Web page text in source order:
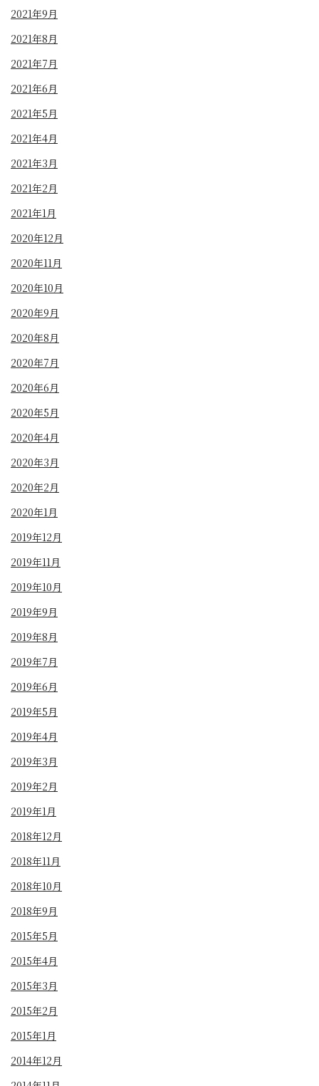
2021年9月
2021年8月
2021年7月
2021年6月
2021年5月
2021年4月
2021年3月
2021年2月
2021年1月
2020年12月
2020年11月
2020年10月
2020年9月
2020年8月
2020年7月
2020年6月
2020年5月
2020年4月
2020年3月
2020年2月
2020年1月
2019年12月
2019年11月
2019年10月
2019年9月
2019年8月
2019年7月
2019年6月
2019年5月
2019年4月
2019年3月
2019年2月
2019年1月
2018年12月
2018年11月
2018年10月
2018年9月
2015年5月
2015年4月
2015年3月
2015年2月
2015年1月
2014年12月